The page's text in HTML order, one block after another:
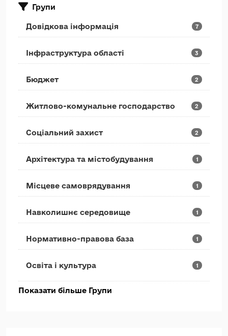
Групи
Довідкова інформація 7
Інфраструктура області 3
Бюджет 2
Житлово-комунальне господарство 2
Соціальний захист 2
Архітектура та містобудування 1
Місцеве самоврядування 1
Навколишнє середовище 1
Нормативно-правова база 1
Освіта і культура 1
Показати більше Групи